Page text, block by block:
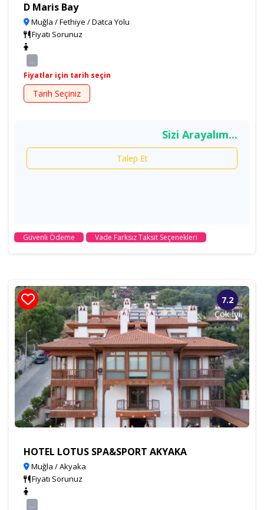
D Maris Bay
Muğla / Fethiye / Datca Yolu
Fiyatı Sorunuz
...
Fiyatlar için tarih seçin
Tarih Seçiniz
Sizi Arayalım...
Talep Et
Güvenli Ödeme Vade Farksız Taksit Seçenekleri
7.2
Çok İyi
HOTEL LOTUS SPA&SPORT AKYAKA
Muğla / Akyaka
Fiyatı Sorunuz
...